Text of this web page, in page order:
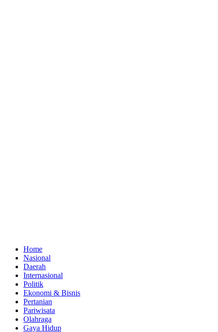
Home
Nasional
Daerah
Internasional
Politik
Ekonomi & Bisnis
Pertanian
Pariwisata
Olahraga
Gaya Hidup